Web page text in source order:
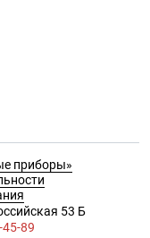
приборы»
53 Б
89